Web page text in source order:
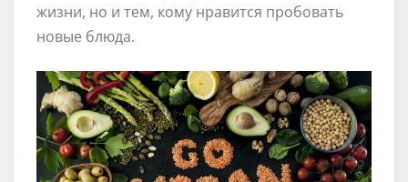
жизни, но и тем, кому нравится пробовать
новые блюда.